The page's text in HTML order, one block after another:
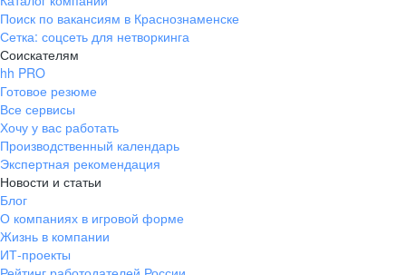
Поиск по вакансиям в Краснознаменске
Сетка: соцсеть для нетворкинга
Соискателям
hh PRO
Готовое резюме
Все сервисы
Хочу у вас работать
Производственный календарь
Экспертная рекомендация
Новости и статьи
Блог
О компаниях в игровой форме
Жизнь в компании
ИТ-проекты